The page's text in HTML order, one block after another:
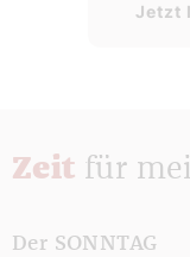
Jetzt
Zeit für
Der SONNTAG